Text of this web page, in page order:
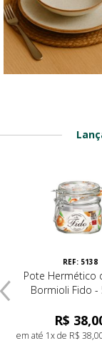
em até 1x de R$
REF: 5138
Pote Hermético
Bormioli Fido -
R$
em até 1x de R$